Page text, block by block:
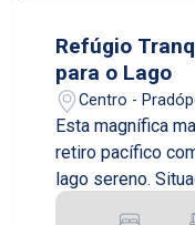
Refúgio
para o Lago
Centro -
Esta magnífica
retiro pacífico
lago sereno.